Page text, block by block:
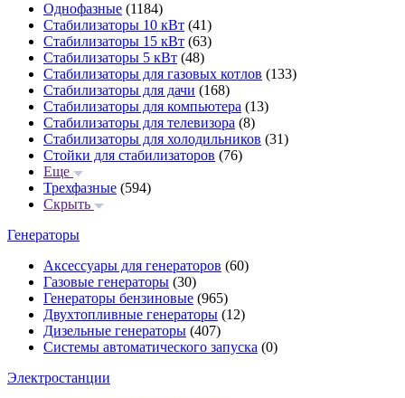
Однофазные (1184)
Стабилизаторы 10 кВт (41)
Стабилизаторы 15 кВт (63)
Стабилизаторы 5 кВт (48)
Стабилизаторы для газовых котлов (133)
Стабилизаторы для дачи (168)
Стабилизаторы для компьютера (13)
Стабилизаторы для телевизора (8)
Стабилизаторы для холодильников (31)
Стойки для стабилизаторов (76)
Еще
Трехфазные (594)
Скрыть
Генераторы
Аксессуары для генераторов (60)
Газовые генераторы (30)
Генераторы бензиновые (965)
Двухтопливные генераторы (12)
Дизельные генераторы (407)
Системы автоматического запуска (0)
Электростанции